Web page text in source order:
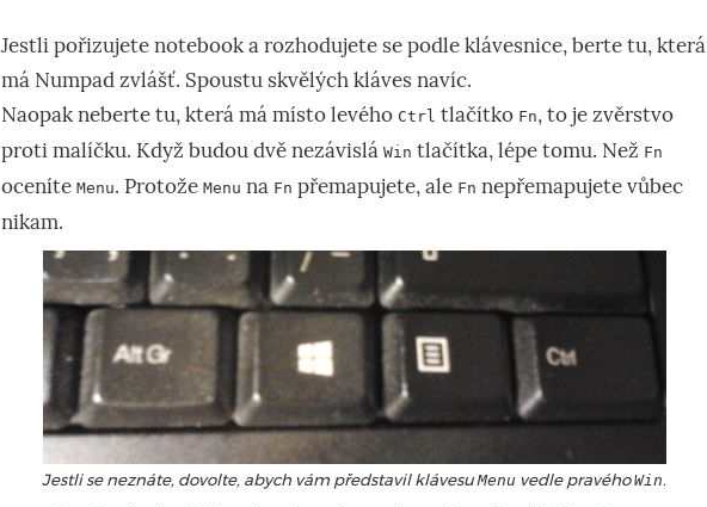
Jestli pořizujete notebook a rozhodujete se podle klávesnice, berte tu, která
má Numpad zvlášť. Spoustu skvělých kláves navíc.
Naopak neberte tu, která má místo levého Ctrl tlačítko Fn, to je zvěrstvo
proti malíčku. Když budou dvě nezávislá Win tlačítka, lépe tomu. Než Fn
oceníte Menu. Protože Menu na Fn přemapujete, ale Fn nepřemapujete vůbec
nikam.
Jestli se neznáte, dovolte, abych vám představil klávesu Menu vedle pravéhoWin.